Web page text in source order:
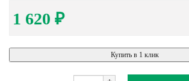
1 620 ₽
Купить в 1 клик